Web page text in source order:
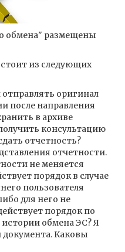
обмена" размещены
из следующих
отправлять оригинал
после направления
в архиве
консультацию
отчетность?
отчетности.
не меняется
порядок в случае
пользователя
для него не
порядок по
обмена ЭС? Я
документа. Каковы